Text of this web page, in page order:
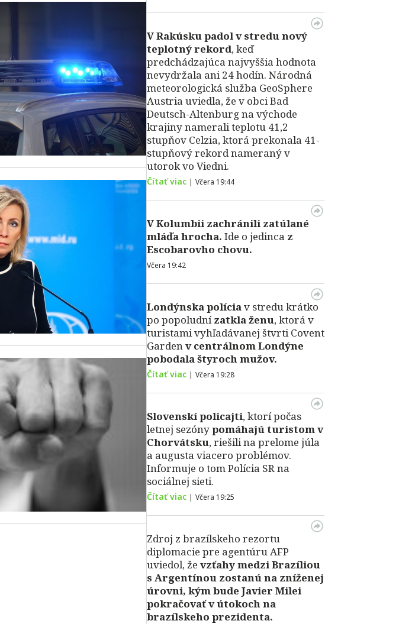
V Rakúsku padol v stredu nový
teplotný rekord, keď
predchádzajúca najvyššia hodnota
nevydržala ani 24 hodín. Národná
meteorologická služba GeoSphere
Austria uviedla, že v obci Bad
Deutsch-Altenburg na východe
krajiny namerali teplotu 41,2
stupňov Celzia, ktorá prekonala 41-
stupňový rekord nameraný v
utorok vo Viedni.
Čítať viac | Včera 19:44
V Kolumbii zachránili zatúlané
mláďa hrocha. Ide o jedinca z
Escobarovho chovu.
Včera 19:42
Londýnska políciav stredu krátko
po popoludnízatkla ženu, ktorá v
turistami vyhľadávanej štvrti Covent
Gardenv centrálnom Londýne
pobodala štyroch mužov.
Čítať viac | Včera 19:28
Slovenskí policajti, ktorí počas
letnej sezónypomáhajú turistom v
Chorvátsku, riešili na prelome júla
a augusta viacero problémov.
Informuje o tom Polícia SR na
sociálnej sieti.
Čítať viac | Včera 19:25
Zdroj z brazílskeho rezortu
diplomacie pre agentúru AFP
uviedol, že vzťahy medzi Brazíliou
s Argentínou zostanú na zníženej
úrovni, kým bude Javier Milei
pokračovať v útokoch na
brazílskeho prezidenta.